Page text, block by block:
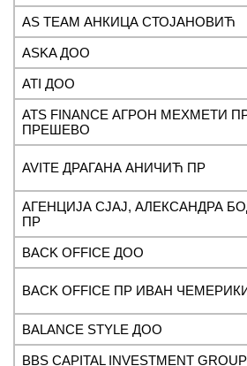
AS TEAM АНКИЦА СТОЈАНОВИЋ
ASKA ДОО
ATI ДОО
ATS FINANCE АГРОН МЕХМЕТИ
ПРЕШЕВО
AVITE ДРАГАНА АНИЧИЋ ПР
AГЕНЦИЈА СЈАЈ, АЛЕКСАНДРА
ПР
BACK OFFICE ДОО
BACK OFFICE ПР ИВАН
BALANCE STYLE ДОО
BBS CAPITAL INVESTMENT